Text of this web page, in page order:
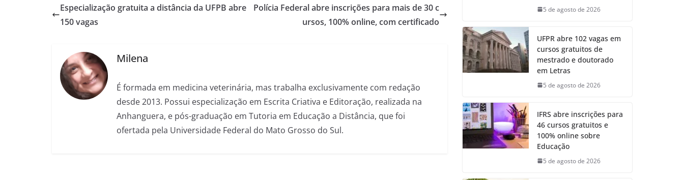
Especialização gratuita a distância da UFPB abre
150 vagas
Polícia Federal abre inscrições para mais de 30 c
ursos, 100% online, com certificado
Milena
É formada em medicina veterinária, mas trabalha exclusivamente com redação
desde 2013. Possui especialização em Escrita Criativa e Editoração, realizada na
Anhanguera, e pós-graduação em Tutoria em Educação a Distância, que foi
ofertada pela Universidade Federal do Mato Grosso do Sul.
5 de agosto de 2026
UFPR abre 102 vagas em
cursos gratuitos de
mestrado e doutorado
em Letras
5 de agosto de 2026
IFRS abre inscrições para
46 cursos gratuitos e
100% online sobre
Educação
5 de agosto de 2026